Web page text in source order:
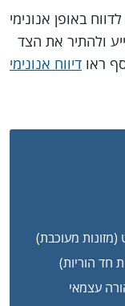
באופן אנונימי
ולהתיר את הצד
ראו דיווח אנונימי
מעוכבת)
חד הוריות)
עצמאי